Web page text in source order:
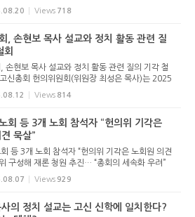
기가 만료하는 허태영 대표간사의 후임선정을 위
7월 5일 1차 투표를 거쳤다. 이후 8월 19일(화) 오
Views 718
, 손현보 목사 설교와 정치 활동 관련 질
회
손현보 목사 설교와 정치 활동 관련 질의 기각 철
신총회 헌의위원회(위원장 최성은 목사)는 2025
(화) 손현보 목사 설교 관련 3개 노회의 질의건 기
기로 결정했다. 본보가 보도한 바와 같이 헌의위원
Views 814
회 등 3개 노회 참석자 “헌의위 기각은
묵살”
등 3개 노회 참석자 “헌의위 기각은 노회원 의견
구성해 재론 청원 추진… “총회의 세속화 우려”
회 헌의위원회가 손현보 목사 관련 질의 건을 기각
3개 노회 참석자들이 대...
Views 929
의 정치 설교는 고신 신학에 일치한다?